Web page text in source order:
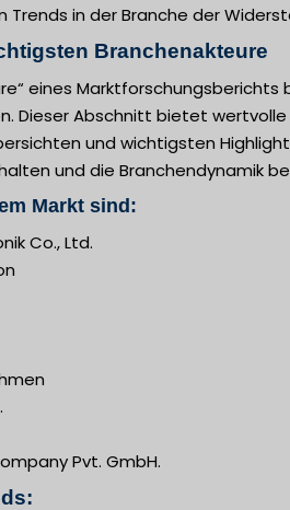
Trends in der Branche der
Branchenakteure
eines
Dieser Abschnitt bietet wertvolle
und wichtigsten
und die Branchendynamik
Markt sind:
Co., Ltd.
Pvt. GmbH.